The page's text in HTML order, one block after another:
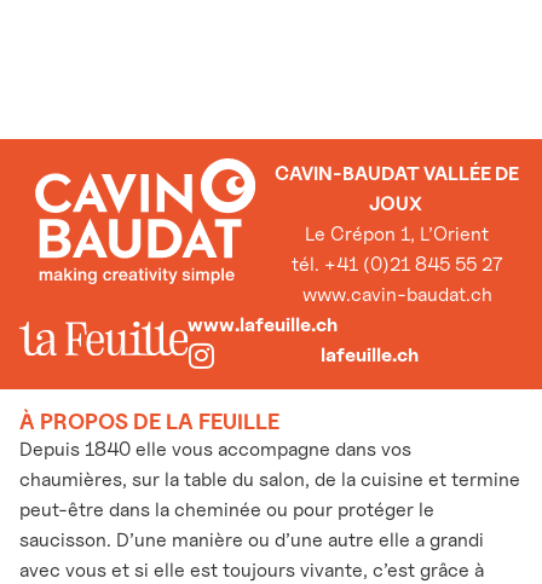
CAVIN-BAUDAT VALLÉE DE
JOUX
Le Crépon 1, L’Orient
tél. +41 (0)21 845 55 27
www.cavin-baudat.ch
www.lafeuille.ch
lafeuille.ch
À PROPOS DE LA FEUILLE
Depuis 1840 elle vous accompagne dans vos
chaumières, sur la table du salon, de la cuisine et termine
peut-être dans la cheminée ou pour protéger le
saucisson. D’une manière ou d’une autre elle a grandi
avec vous et si elle est toujours vivante, c’est grâce à